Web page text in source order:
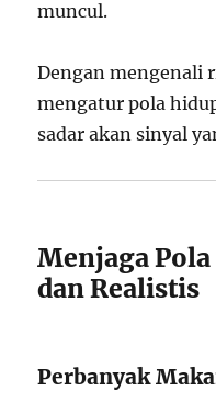
muncul.
Dengan mengenali
mengatur pola
sadar akan sinyal
Menjaga
dan Realistis
Perbanyak